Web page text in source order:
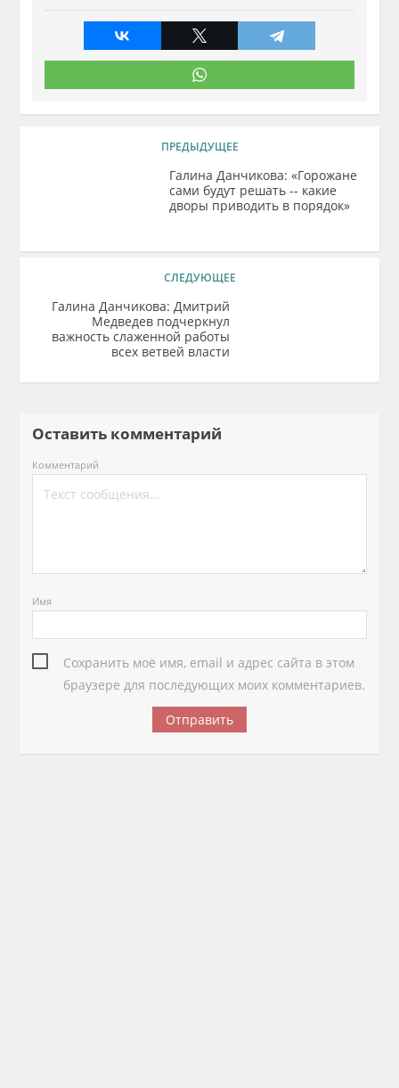
ПРЕДЫДУЩЕЕ
Галина Данчикова: «Горожане
сами будут решать -- какие
дворы приводить в порядок»
СЛЕДУЮЩЕЕ
Галина Данчикова: Дмитрий
Медведев подчеркнул
важность слаженной работы
всех ветвей власти
Оставить комментарий
Комментарий
Имя
Сохранить моё имя, email и адрес сайта в этом
браузере для последующих моих комментариев.